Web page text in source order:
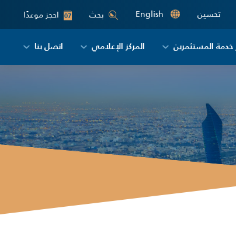
تحسين English بحث 07 احجز موعدًا
خدمة المستثمرين المركز الإعلامي اتصل بنا